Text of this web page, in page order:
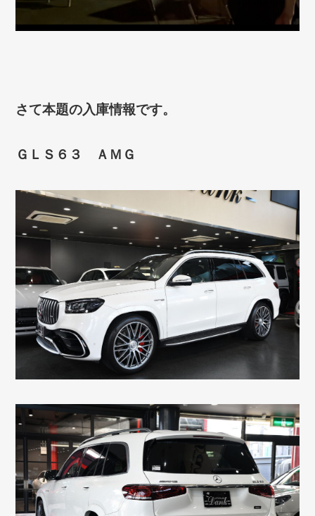
さて本題の入庫情報です。
ＧＬＳ６３ ＡＭＧ